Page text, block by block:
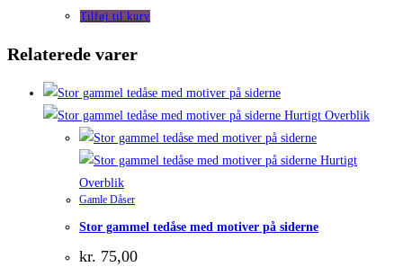
Tilføj til kurv
Relaterede varer
Hurtigt Overblik
Hurtigt
Overblik
Gamle Dåser
Stor gammel tedåse med motiver på siderne
kr. 75,00